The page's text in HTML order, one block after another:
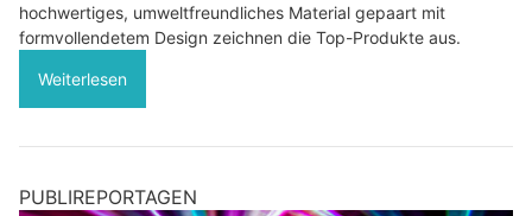
hochwertiges, umweltfreundliches Material gepaart mit
formvollendetem Design zeichnen die Top-Produkte aus.
Weiterlesen
PUBLIREPORTAGEN